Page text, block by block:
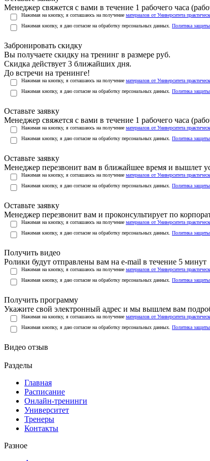
Менеджер свяжется с вами в течение 1 рабочего часа
Нажимая на кнопку, я соглашаюсь на получение материалов от Университета
Нажимая кнопку, я даю согласие на обработку персональных данных. Политика
Забронировать скидку
Вы получаете скидку на тренинг в размере руб.
Скидка действует 3 ближайших дня.
До встречи на тренинге!
Нажимая на кнопку, я соглашаюсь на получение материалов от Университета
Нажимая кнопку, я даю согласие на обработку персональных данных. Политика
Оставьте заявку
Менеджер свяжется с вами в течение 1 рабочего часа
Нажимая на кнопку, я соглашаюсь на получение материалов от Университета
Нажимая кнопку, я даю согласие на обработку персональных данных. Политика
Оставьте заявку
Менеджер перезвонит вам в ближайшее время и вышлет
Нажимая на кнопку, я соглашаюсь на получение материалов от Университета
Нажимая кнопку, я даю согласие на обработку персональных данных. Политика
Оставьте заявку
Менеджер перезвонит вам и проконсультирует по
Нажимая на кнопку, я соглашаюсь на получение материалов от Университета
Нажимая кнопку, я даю согласие на обработку персональных данных. Политика
Получить видео
Ролики будут отправлены вам на e-mail в течение 5 минут
Нажимая на кнопку, я соглашаюсь на получение материалов от Университета
Нажимая кнопку, я даю согласие на обработку персональных данных. Политика
Получить программу
Укажите свой электронный адрес и мы вышлем вам
Нажимая на кнопку, я соглашаюсь на получение материалов от Университета
Нажимая кнопку, я даю согласие на обработку персональных данных. Политика
Видео отзыв
Разделы
Главная
Расписание
Онлайн-тренинги
Университет
Тренеры
Контакты
Разное